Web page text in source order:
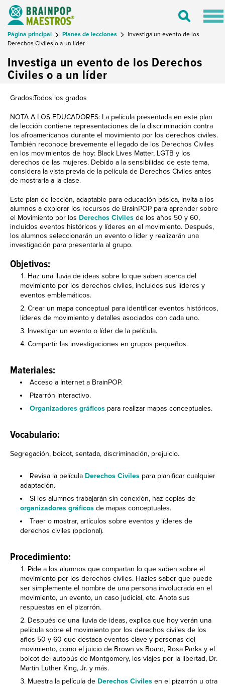
Toggle
Página principal Planes de lecciones
Investiga un evento de los
Derechos Civiles o a un líder
Investiga un evento de los Derechos
Civiles o a un líder
Grados:Todos los grados
NOTA A LOS EDUCADORES: La película presentada en este plan
de lección contiene representaciones de la discriminación contra
los afroamericanos durante el movimiento por los derechos civiles.
También reconoce brevemente el legado de los Derechos Civiles
en los movimientos de hoy: Black Lives Matter, LGTB y los
derechos de las mujeres. Debido a la sensibilidad de este tema,
considera la vista previa de la película de Derechos Civiles antes
de mostrarla a la clase.
Este plan de lección, adaptable para educación básica, invita a los
alumnos a explorar los recursos de BrainPOP para aprender sobre
el Movimiento por los Derechos Civiles de los años 50 y 60,
incluidos eventos históricos y líderes en el movimiento. Después,
los alumnos seleccionarán un evento o líder y realizarán una
investigación para presentarla al grupo.
Objetivos:
Haz una lluvia de ideas sobre lo que saben acerca del
movimiento por los derechos civiles, incluidos sus líderes y
eventos emblemáticos.
Crear un mapa conceptual para identificar eventos históricos,
líderes de movimiento y detalles asociados con cada uno.
Investigar un evento o líder de la película.
Compartir las investigaciones en grupos pequeños.
Materiales:
Acceso a Internet a BrainPOP.
Pizarrón interactivo.
Organizadores gráficos para realizar mapas conceptuales.
Vocabulario:
Segregación, boicot, sentada, discriminación, prejuicio.
Revisa la película Derechos Civiles para planificar cualquier
adaptación.
Si los alumnos trabajarán sin conexión, haz copias de
organizadores gráficos de mapas conceptuales.
Traer o mostrar, artículos sobre eventos y líderes de
derechos civiles (opcional).
Procedimiento:
Pide a los alumnos que compartan lo que saben sobre el
movimiento por los derechos civiles. Hazles saber que puede
ser simplemente el nombre de una persona involucrada en el
movimiento, un evento, un caso judicial, etc. Anota sus
respuestas en el pizarrón.
Después de una lluvia de ideas, explica que hoy verán una
película sobre el movimiento por los derechos civiles de los
años 50 y 60 que destaca eventos clave y personas del
movimiento, como el juicio de Brown vs Board, Rosa Parks y el
boicot del autobús de Montgomery, los viajes por la libertad, Dr.
Martin Luther King, Jr. y más.
Muestra la película de Derechos Civiles en el pizarrón u otra